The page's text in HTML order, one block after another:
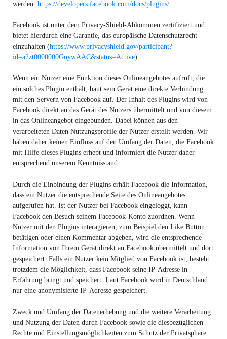
werden: https://developers.facebook.com/docs/plugins/.
Facebook ist unter dem Privacy-Shield-Abkommen zertifiziert und
bietet hierdurch eine Garantie, das europäische Datenschutzrecht
einzuhalten (https://www.privacyshield.gov/participant?
id=a2zt0000000GnywAAC&status=Active).
Wenn ein Nutzer eine Funktion dieses Onlineangebotes aufruft, die
ein solches Plugin enthält, baut sein Gerät eine direkte Verbindung
mit den Servern von Facebook auf. Der Inhalt des Plugins wird von
Facebook direkt an das Gerät des Nutzers übermittelt und von diesem
in das Onlineangebot eingebunden. Dabei können aus den
verarbeiteten Daten Nutzungsprofile der Nutzer erstellt werden. Wir
haben daher keinen Einfluss auf den Umfang der Daten, die Facebook
mit Hilfe dieses Plugins erhebt und informiert die Nutzer daher
entsprechend unserem Kenntnisstand.
Durch die Einbindung der Plugins erhält Facebook die Information,
dass ein Nutzer die entsprechende Seite des Onlineangebotes
aufgerufen hat. Ist der Nutzer bei Facebook eingeloggt, kann
Facebook den Besuch seinem Facebook-Konto zuordnen. Wenn
Nutzer mit den Plugins interagieren, zum Beispiel den Like Button
betätigen oder einen Kommentar abgeben, wird die entsprechende
Information von Ihrem Gerät direkt an Facebook übermittelt und dort
gespeichert. Falls ein Nutzer kein Mitglied von Facebook ist, besteht
trotzdem die Möglichkeit, dass Facebook seine IP-Adresse in
Erfahrung bringt und speichert. Laut Facebook wird in Deutschland
nur eine anonymisierte IP-Adresse gespeichert.
Zweck und Umfang der Datenerhebung und die weitere Verarbeitung
und Nutzung der Daten durch Facebook sowie die diesbezüglichen
Rechte und Einstellungsmöglichkeiten zum Schutz der Privatsphäre